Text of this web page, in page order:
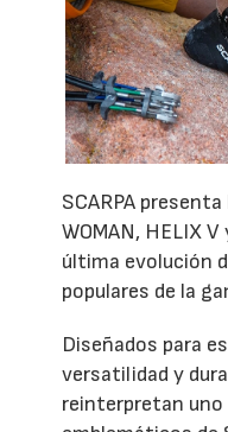
SCARPA
WOMAN, HELIX V
última evolución
populares de la
Diseñados para
versatilidad y
reinterpretan uno